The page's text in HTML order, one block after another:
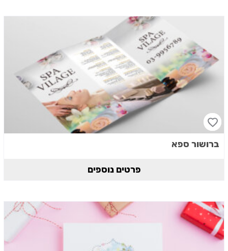
ברושור ספא
פרטים נוספים